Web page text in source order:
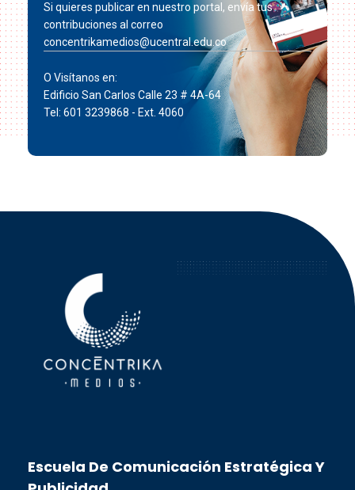
Si quieres publicar en nuestro portal, envía tus
contribuciones al correo
concentrikamedios@ucentral.edu.co
O Visítanos en:
Edificio San Carlos Calle 23 # 4A-64
Tel: 601 3239868 - Ext. 4060
Escuela De Comunicación Estratégica Y